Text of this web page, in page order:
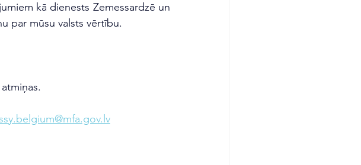
kā dienests Zemessardzē un
par mūsu valsts vērtību.